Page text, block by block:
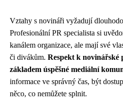
Vztahy s novináři vyžadují
Profesionální PR specialista si
kanálem organizace, ale mají své
či divákům. Respekt k novinářské
základem úspěšné mediální
informace ve správný čas, být
něco, co nemůžete splnit.